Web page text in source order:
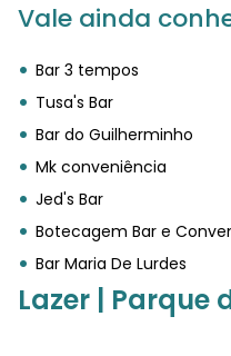
Vale ainda
Bar 3 tempos
Tusa's Bar
Bar do Guilherminho
Mk conveniência
Jed's Bar
Botecagem Bar e
Bar Maria De Lurdes
Lazer | Parque